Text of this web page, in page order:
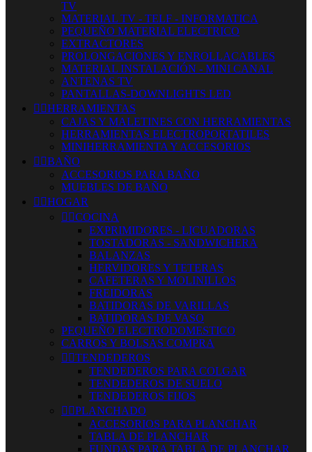
TV
MATERIAL TV - TELF - INFORMATICA
PEQUEÑO MATERIAL ELECTRICO
EXTRACTORES
PROLONGACIONES Y ENROLLACABLES
MATERIAL INSTALACIÓN - MINI CANAL
ANTENAS TV
PANTALLAS-DOWNLIGHTS LED
 HERRAMIENTAS
CAJAS Y MALETINES CON HERRAMIENTAS
HERRAMIENTAS ELECTROPORTATILES
MINIHERRAMIENTA Y ACCESORIOS
 BAÑO
ACCESORIOS PARA BAÑO
MUEBLES DE BAÑO
 HOGAR
 COCINA
EXPRIMIDORES - LICUADORAS
TOSTADORAS - SANDWICHERA
BALANZAS
HERVIDORES Y TETERAS
CAFETERAS Y MOLINILLOS
FREIDORAS
BATIDORAS DE VARILLAS
BATIDORAS DE VASO
PEQUEÑO ELECTRODOMESTICO
CARROS Y BOLSAS COMPRA
 TENDEDEROS
TENDEDEROS PARA COLGAR
TENDEDEROS DE SUELO
TENDEDEROS FIJOS
 PLANCHADO
ACCESORIOS PARA PLANCHAR
TABLA DE PLANCHAR
FUNDAS PARA TABLA DE PLANCHAR